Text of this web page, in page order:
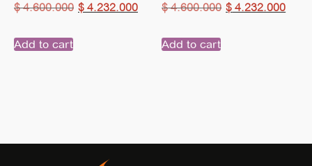
$4.600.000 $ 4.232.000
Add to cart
$4.600.000 $ 4.232.000
Add to cart